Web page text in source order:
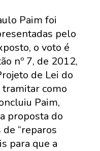
Paim foi
pelo
o voto é
nº 7, de 2012,
de Lei do
tramitar como
Paim,
proposta do
“reparos
para que a